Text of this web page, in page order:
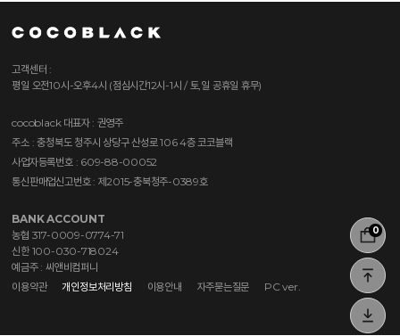
0
고객센터 :
평일 오전10시-오후4시 (점심시간12시-1시 / 토,일 공휴일 휴무)
cocoblack대표자 : 권영주
주소 : 충청북도 청주시 상당구 산성로 106 4층 코코블랙
사업자등록번호 : 609-88-00052
통신판매업신고번호 : 제2015-충북청주-0389호
BANK ACCOUNT
농협 317-0009-0774-71
신한 100-030-718024
예금주 : 씨앤비컴퍼니
이용약관
개인정보처리방침 이용안내 자주묻는질문 PC ver.